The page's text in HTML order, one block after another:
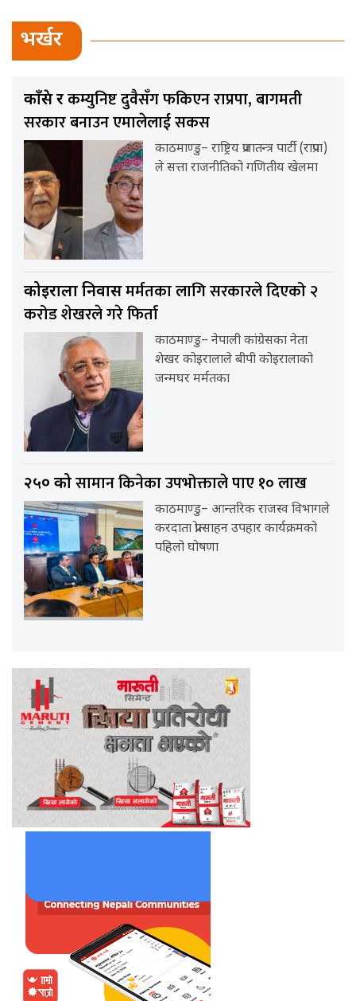
भर्खर
काँग्रेस रकम्युनिष्ट दुवैसँग फकिएन राप्रपा, बागमती
सरकार बनाउन एमालेलाई सकस
काठमाण्डु– राष्ट्रिय प्रजातन्त्र पार्टी (राप्रपा)
ले सत्ता राजनीतिको गणितीय खेलमा
कोइराला निवासमर्मतका लागि सरकारले दिएको २
करोड शेखरले गरे फिर्ता
काठमाण्डु– नेपाली कांग्रेसका नेता
शेखर कोइरालाले बीपी कोइरालाको
जन्मघर मर्मतका
२५० कोसामान किनेका उपभोक्ताले पाए १० लाख
काठमाण्डु– आन्तरिक राजस्व विभागले
करदाता प्रोत्साहन उपहार कार्यक्रमको
पहिलो घोषणा